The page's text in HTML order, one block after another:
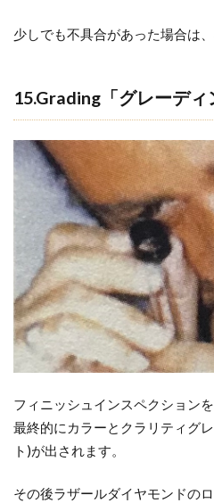
少しでも不具合があった場合は
15.Grading「グレーディ
フィニッシュインスペクション
最終的にカラーとクラリティグ
ト)が出されます。
その後ラザールダイヤモンドの